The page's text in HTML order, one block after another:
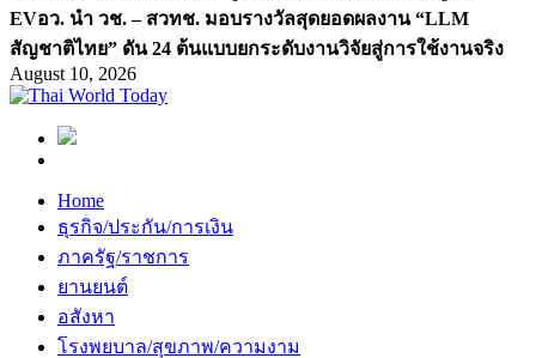
EVอว. นำ วช. – สวทช. มอบรางวัลสุดยอดผลงาน “LLM
สัญชาติไทย” ดัน 24 ต้นแบบยกระดับงานวิจัยสู่การใช้งานจริง
August 10, 2026
Home
ธุรกิจ/ประกัน/การเงิน
ภาครัฐ/ราชการ
ยานยนต์
อสังหา
โรงพยบาล/สุขภาพ/ความงาม